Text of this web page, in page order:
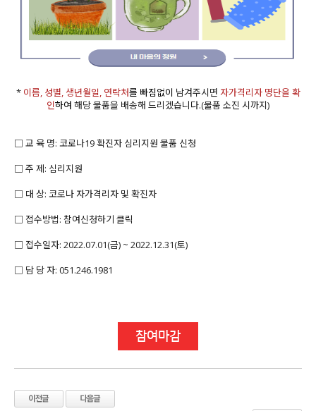
* 이름, 성별, 생년월일, 연락처를 빠짐없이 남겨주시면 자가격리자 명단을 확
인하여 해당 물품을 배송해 드리겠습니다.(물품 소진 시까지)
□ 교 육 명: 코로나19 확진자 심리지원 물품 신청
□ 주 제: 심리지원
□ 대 상: 코로나 자가격리자 및 확진자
□ 접수방법: 참여신청하기 클릭
□ 접수일자: 2022.07.01(금) ~ 2022.12.31(토)
□ 담 당 자: 051.246.1981
참여마감